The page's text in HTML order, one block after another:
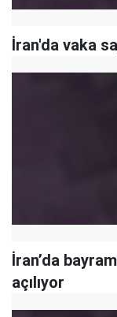
İran'da vaka
İran’da
açılıyor